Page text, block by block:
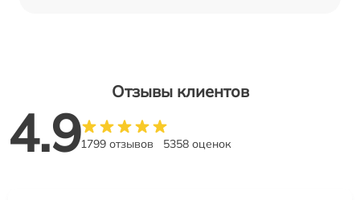
Отзывы клиентов
4.91799 отзывов 5358 оценок